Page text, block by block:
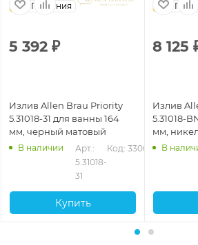
Германия
5 392 ₽
Излив Allen Brau Priority
5.31018-31 для ванны 164
мм, черный матовый
В наличии
Арт.:
5.31018-
31
Код: 33001
Купить
8 125
Излив
5.31018-
мм,
В